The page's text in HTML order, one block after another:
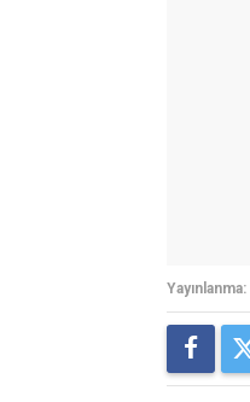
Yayınlanma: